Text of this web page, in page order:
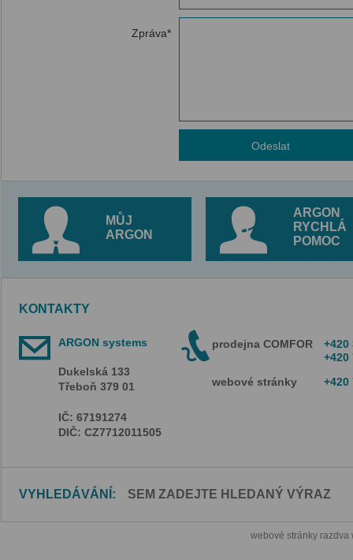
Zpráva*
MŮJ
ARGON
ARGON
RYCHLÁ
POMOC
KONTAKTY
ARGON systems
Dukelská 133
Třeboň 379 01
IČ: 67191274
DIČ: CZ7712011505
prodejna COMFOR
+420
+420
webové stránky
+420
VYHLEDÁVÁNÍ:
webové stránky razdva